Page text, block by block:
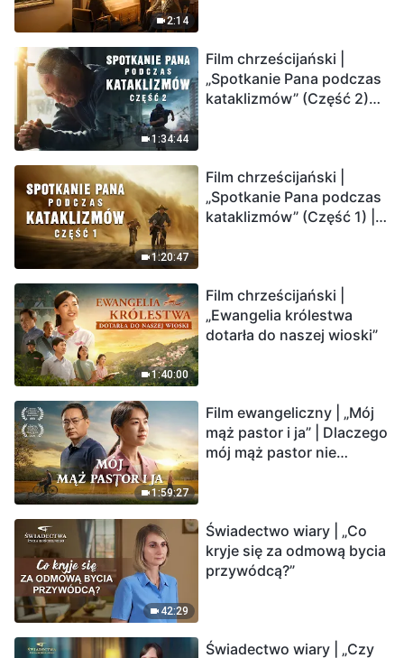
2:14
1:34:44
Film chrześcijański |
„Spotkanie Pana podczas
kataklizmów” (Część 2)
Ludzkość weszła w
odliczanie. Czy znalazłeś
już drogę ocalenia?
1:20:47
Film chrześcijański |
„Spotkanie Pana podczas
kataklizmów” (Część 1) |
1:40:00
Film chrześcijański |
„Ewangelia królestwa
dotarła do naszej wioski”
1:59:27
Film ewangeliczny | „Mój
mąż pastor i ja” | Dlaczego
mój mąż pastor nie
42:29
Świadectwo wiary | „Co
kryje się za odmową bycia
przywódcą?”
Świadectwo wiary | „Czy